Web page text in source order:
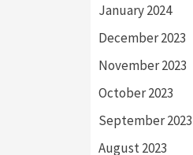
January 2024
December 2023
November 2023
October 2023
September 2023
August 2023